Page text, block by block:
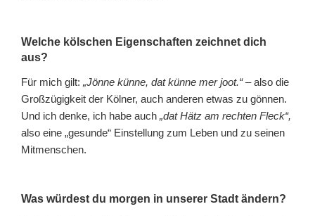
Welche kölschen Eigenschaften zeichnet dich
aus?
Für mich gilt: „Jönne künne, dat künne mer joot.“– also die
Großzügigkeit der Kölner, auch anderen etwas zu gönnen.
Und ich denke, ich habe auch „dat Hätz am rechten Fleck“,
also eine „gesunde“ Einstellung zum Leben und zu seinen
Mitmenschen.
Was würdest du morgen in unserer Stadt ändern?